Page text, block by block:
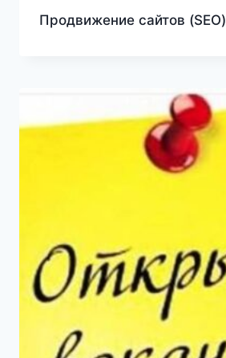
Продвижение сайтов (SEO)